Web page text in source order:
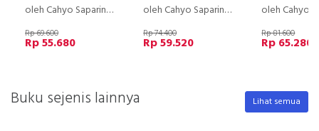
oleh Cahyo Saparinto
Rp 69.600
Rp 55.680
oleh Cahyo Saparinto
Rp 74.400
Rp 59.520
oleh Cahyo
Rp 81.600
Rp 65.280
Buku sejenis lainnya Lihat semua